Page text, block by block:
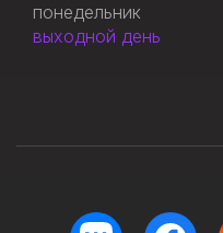
понедельник
выходной день